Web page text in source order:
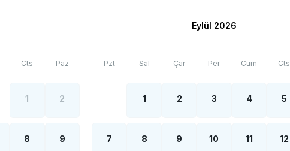
Cts Paz
1 2
8 9
Eylül 2026
Pzt Sal Çar Per Cum Cts
1 2 3 4 5
7 8 9 10 11 12